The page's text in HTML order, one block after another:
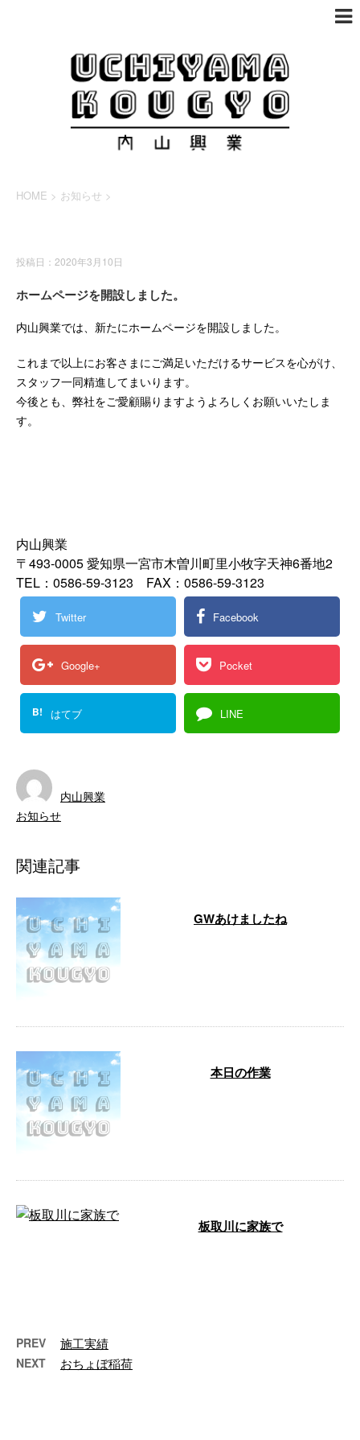
HOME > お知らせ >
投稿日：2020年3月10日
ホームページを開設しました。
内山興業では、新たにホームページを開設しました。
これまで以上にお客さまにご満足いただけるサービスを心がけ、
スタッフ一同精進してまいります。
今後とも、弊社をご愛顧賜りますようよろしくお願いいたしま
す。
内山興業
〒493-0005 愛知県一宮市木曽川町里小牧字天神6番地2
TEL：0586-59-3123 FAX：0586-59-3123
Twitter Facebook
Google+ Pocket
B! はてブ LINE
内山興業
お知らせ
関連記事
GWあけましたね
本日の作業
板取川に家族で
PREV 施工実績
NEXT おちょぼ稲荷